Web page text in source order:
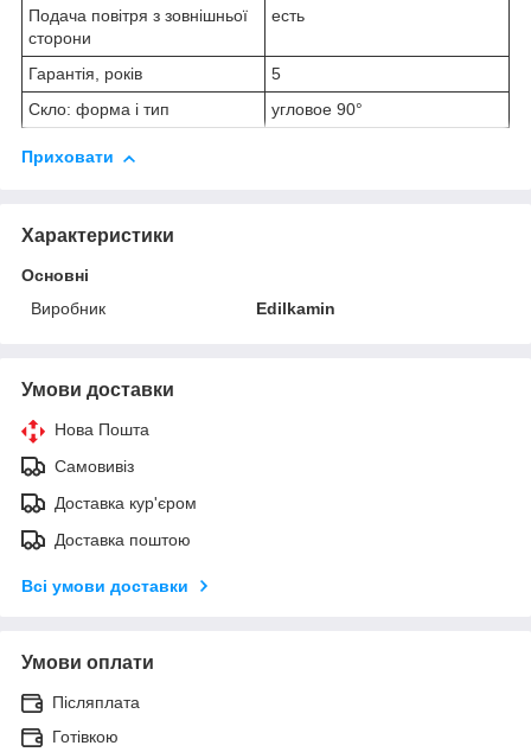
Подача повітря з зовнішньої
сторони
есть
Гарантія, років
5
Скло: форма і тип
угловое 90°
Приховати
Характеристики
Основні
Виробник
Edilkamin
Умови доставки
Нова Пошта
Самовивіз
Доставка кур'єром
Доставка поштою
Всі умови доставки
Умови оплати
Післяплата
Готівкою